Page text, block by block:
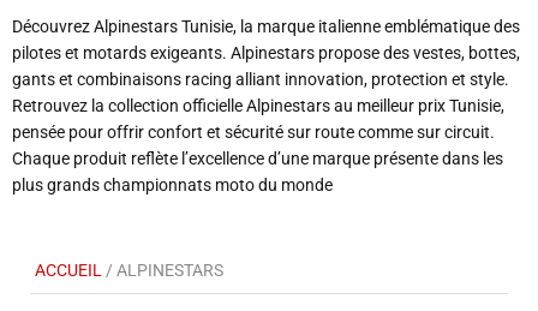
Découvrez Alpinestars Tunisie, la marque italienne emblématique des
pilotes et motards exigeants. Alpinestars propose des vestes, bottes,
gants et combinaisons racing alliant innovation, protection et style.
Retrouvez la collection officielle Alpinestars au meilleur prix Tunisie,
pensée pour offrir confort et sécurité sur route comme sur circuit.
Chaque produit reflète l’excellence d’une marque présente dans les
plus grands championnats moto du monde
ACCUEIL / ALPINESTARS